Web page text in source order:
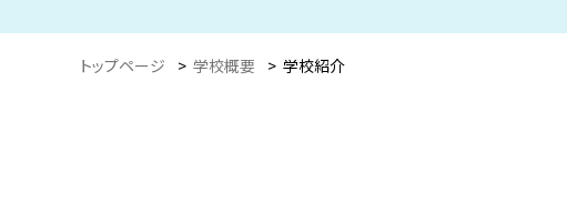
トップページ > 学校概要 > 学校紹介